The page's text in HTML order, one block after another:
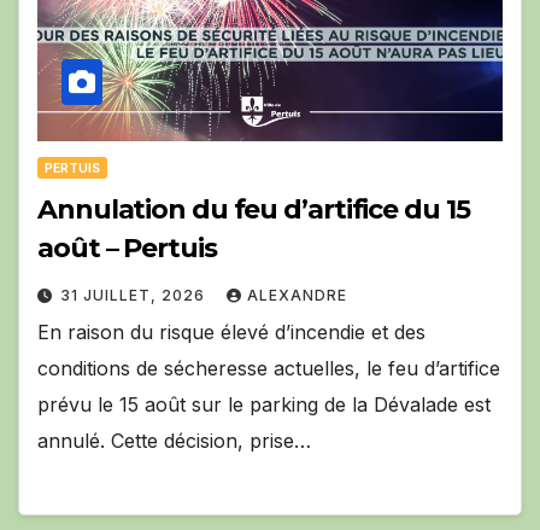
PERTUIS
Annulation du feu d’artifice du 15
août – Pertuis
31 JUILLET, 2026 ALEXANDRE
En raison du risque élevé d’incendie et des
conditions de sécheresse actuelles, le feu d’artifice
prévu le 15 août sur le parking de la Dévalade est
annulé. Cette décision, prise…